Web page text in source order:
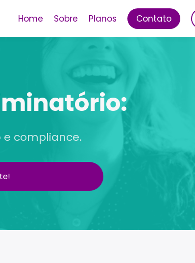
Home Sobre Planos Contato
e compliance.